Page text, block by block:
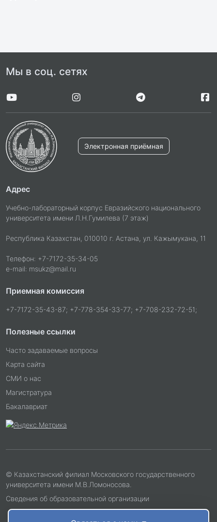
Мы в соц. сетях
Электронная приёмная
Адрес
Учебно-лабораторный корпус Евразийского национального
университета имени Л.Н.Гумилева (7 этаж)
Республика Казахстан, 010010 г. Астана, ул. Кажымукана, 11
Телефон: +7-7172-35-34-05
e-mail: msukz@mail.ru
Приемная комиссия
+7-7172-35-43-87; +7-778-354-33-77; +7-708-232-72-51;
Полезные ссылки
Часто задаваемые вопросы
Карта сайта
СМИ о нас
Магистратура
Бакалавриат
© Казахстанский филиал Московского государственного
университета имени М.В.Ломоносова.
Сведения об образовательной организации